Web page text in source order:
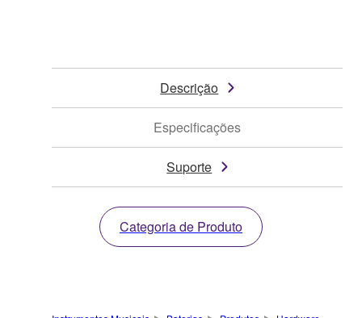
Descrição
Especificações
Suporte
Categoria de Produto